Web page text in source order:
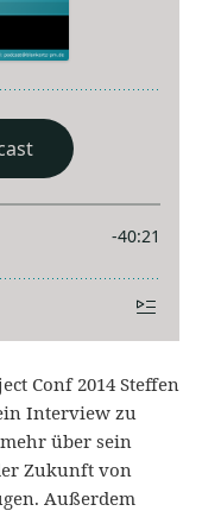
Conf 2014 Steffen
Interview zu
über sein
Zukunft von
Außerdem